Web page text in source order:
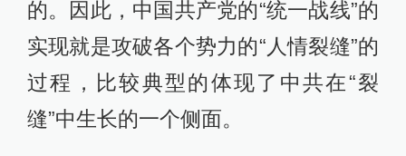
的。因此，中国共产党的“统一战线”的
实现就是攻破各个势力的“人情裂缝”的
过程，比较典型的体现了中共在“裂
缝”中生长的一个侧面。